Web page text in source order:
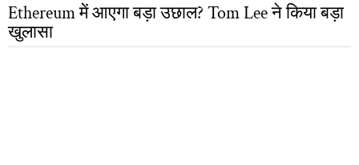
Ethereum में आएगा बड़ा उछाल? Tom Lee ने किया बड़ा
खुलासा